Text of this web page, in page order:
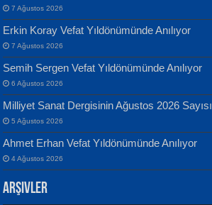
EKREM KARABABA
Yaralı Şiir...
İsmail Aydos
İnkisar...
7 Ağustos 2026
Erkin Koray Vefat Yıldönümünde Anılıyor
7 Ağustos 2026
Semih Sergen Vefat Yıldönümünde Anılıyor
6 Ağustos 2026
Milliyet Sanat Dergisinin Ağustos 2026 Sayısı
5 Ağustos 2026
Ahmet Erhan Vefat Yıldönümünde Anılıyor
4 Ağustos 2026
Arşivler